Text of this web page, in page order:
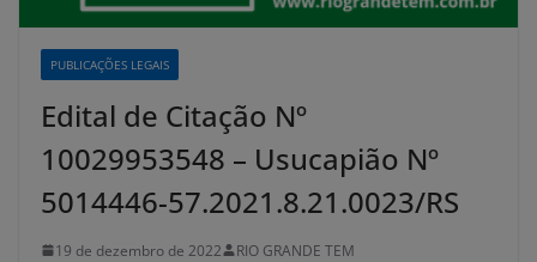
PUBLICAÇÕES LEGAIS
Edital de Citação Nº
10029953548 – Usucapião Nº
5014446-57.2021.8.21.0023/RS
19 de dezembro de 2022 RIO GRANDE TEM